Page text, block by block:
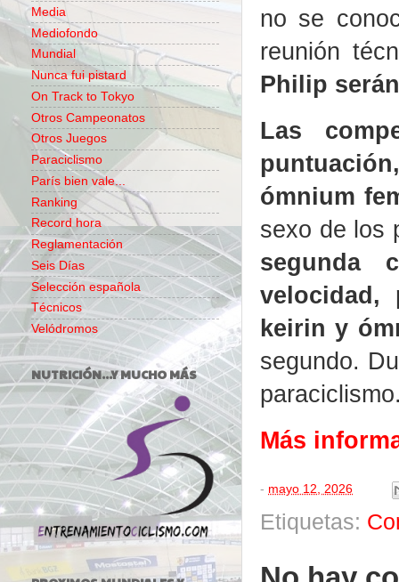
no se
reunión
Philip
Las
ómnium
sexo de los
segunda
velocidad,
keirin y
segundo.
Más
- mayo 12, 2026
Etiquetas:
Media
Mediofondo
Mundial
Nunca fui pistard
On Track to Tokyo
Otros Campeonatos
Otros Juegos
Paraciclismo
París bien vale...
Ranking
Record hora
Reglamentación
Seis Días
Selección española
Técnicos
Velódromos
NUTRICIÓN...Y MUCHO MÁS